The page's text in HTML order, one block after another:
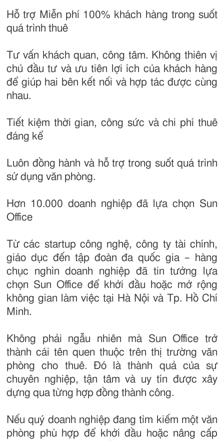
Hỗ trợ Miễn phí 100% khách hàng trong suốt
quá trình thuê
Tư vấn khách quan, công tâm. Không thiên vị
chủ đầu tư và ưu tiên lợi ích của khách hàng
để giúp hai bên kết nối và hợp tác được cùng
nhau.
Tiết kiệm thời gian, công sức và chi phí thuê
đáng kể
Luôn đồng hành và hỗ trợ trong suốt quá trình
sử dụng văn phòng.
Hơn 10.000 doanh nghiệp đã lựa chọn Sun
Office
Từ các startup công nghệ, công ty tài chính,
giáo dục đến tập đoàn đa quốc gia – hàng
chục nghìn doanh nghiệp đã tin tưởng lựa
chọn Sun Office để khởi đầu hoặc mở rộng
không gian làm việc tại Hà Nội và Tp. Hồ Chí
Minh.
Không phải ngẫu nhiên mà Sun Office trở
thành cái tên quen thuộc trên thị trường văn
phòng cho thuê. Đó là thành quả của sự
chuyên nghiệp, tận tâm và uy tín được xây
dựng qua từng hợp đồng thành công.
Nếu quý doanh nghiệp đang tìm kiếm một văn
phòng phù hợp để khởi đầu hoặc nâng cấp